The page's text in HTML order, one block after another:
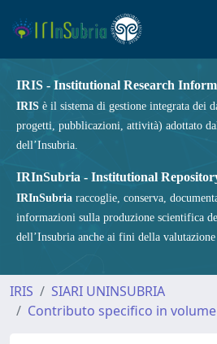
IRIS - Institutional Research
IRIS è il sistema di gestione integrata dei
progetti, pubblicazioni, attività) adottato
dell’Insubria.
IRInSubria - Institutional
IRInSubria raccoglie, conserva,
informazioni sulla produzione scientifica
dell’Insubria anche ai fini della
IRIS
SIARI UNINSUBRIA
Contributo specifico in volume